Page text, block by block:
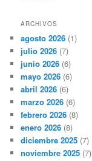
ARCHIVOS
agosto 2026 (1)
julio 2026 (7)
junio 2026 (6)
mayo 2026 (6)
abril 2026 (6)
marzo 2026 (6)
febrero 2026 (8)
enero 2026 (8)
diciembre 2025 (7)
noviembre 2025 (7)